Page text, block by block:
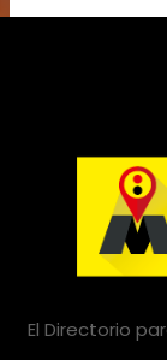
El Directorio